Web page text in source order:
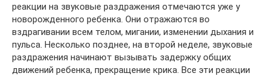
реакции на звуковые раздражения отмечаются уже у
новорожденного ребенка. Они отражаются во
вздрагивании всем телом, мигании, изменении дыхания и
пульса. Несколько позднее, на второй неделе, звуковые
раздражения начинают вызывать задержку общих
движений ребенка, прекращение крика. Все эти реакции